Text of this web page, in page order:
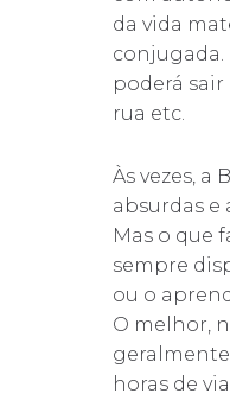
da vida
conjugada.
poderá sair
rua etc.
Às vezes,
absurdas e
Mas o que
sempre
ou o
O melhor,
geralmente
horas de